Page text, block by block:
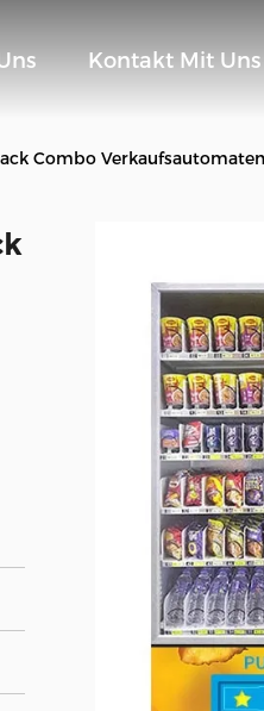
Kontakt Mit Uns
Combo